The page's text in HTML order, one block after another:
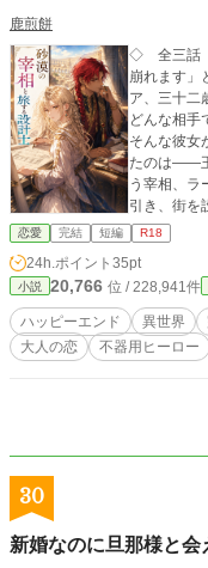
鹿煎餅
◇ 全三話 ◇ 図面を一枚見れば、「その設
崩れます」と言い
ア、三十二歳。 水路と街づくりを専門とする一
どんな相手
そんな彼女が
たのは――
う宰相、ラ
引き、街を
芽生えたの
っていく。 けれど、リディアは旅する人。仕事が終われば、
次の街へ発ってしまう。 彼が
――彼女が
に、静かに整えて
の国のお仕事恋愛です。
する設計士
は誰にも
宰相も「
負ってき
まう男。
の王。女好
恋愛 完結 短編 R18
24h.ポイント 35pt
小説 20,766 位 / 228,941件
ハッピーエンド 異世界
大人の恋
不器用ヒーロー
30
新婚なのに旦那様と